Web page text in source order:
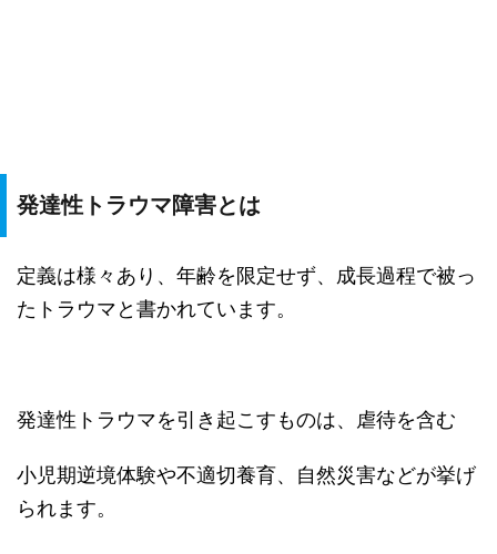
発達性トラウマ障害とは
定義は様々あり、年齢を限定せず、成長過程で被っ
たトラウマと書かれています。
発達性トラウマを引き起こすものは、虐待を含む
小児期逆境体験や不適切養育、自然災害などが挙げ
られます。